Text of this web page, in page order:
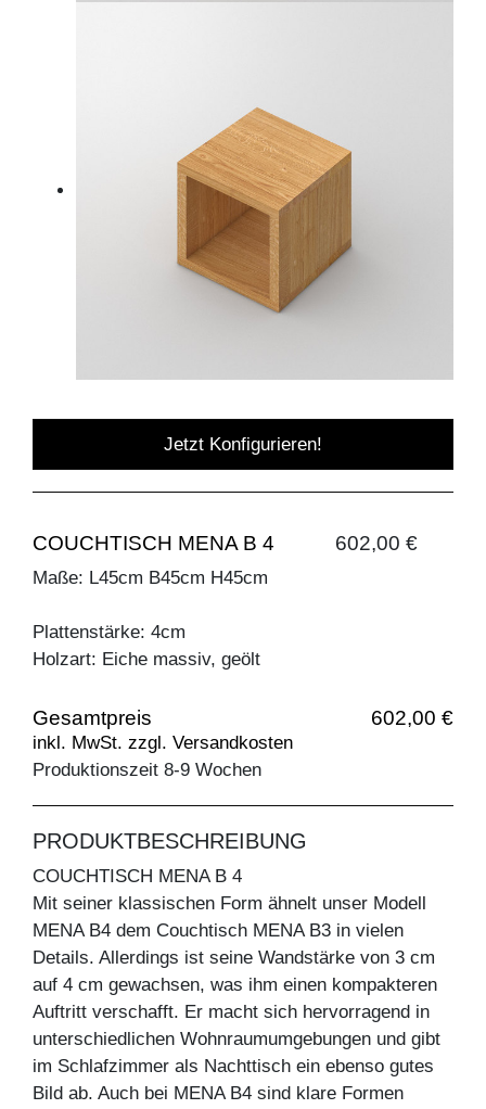
Jetzt Konfigurieren!
COUCHTISCH MENA B 4 602,00 €
Maße: L45cm B45cm H45cm
Plattenstärke: 4cm
Holzart: Eiche massiv, geölt
Gesamtpreis 602,00 €
inkl. MwSt. zzgl. Versandkosten
Produktionszeit 8-9 Wochen
PRODUKTBESCHREIBUNG
COUCHTISCH MENA B 4
Mit seiner klassischen Form ähnelt unser Modell
MENA B4 dem Couchtisch MENA B3 in vielen
Details. Allerdings ist seine Wandstärke von 3 cm
auf 4 cm gewachsen, was ihm einen kompakteren
Auftritt verschafft. Er macht sich hervorragend in
unterschiedlichen Wohnraumumgebungen und gibt
im Schlafzimmer als Nachttisch ein ebenso gutes
Bild ab. Auch bei MENA B4 sind klare Formen